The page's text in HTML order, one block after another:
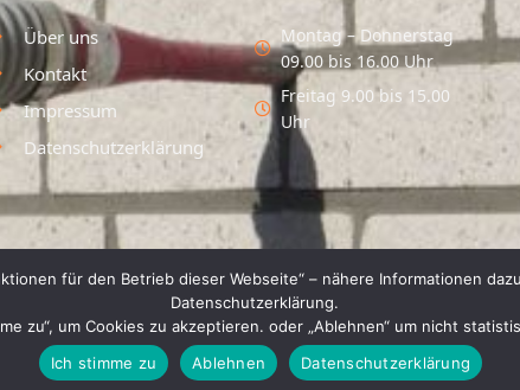
Über uns
Kontakt
Impressum
Datenschutzerklärung
Montag – Donnerstag
09.00 bis 16.00 Uhr
Freitag 9.00 bis 15.00
Uhr
für den Betrieb dieser Webseite“ – nähere Informationen
Datenschutzerklärung.
zu“, um Cookies zu akzeptieren. oder „Ablehnen“ um nicht
Ich stimme zu
Ablehnen Datenschutzerklärung